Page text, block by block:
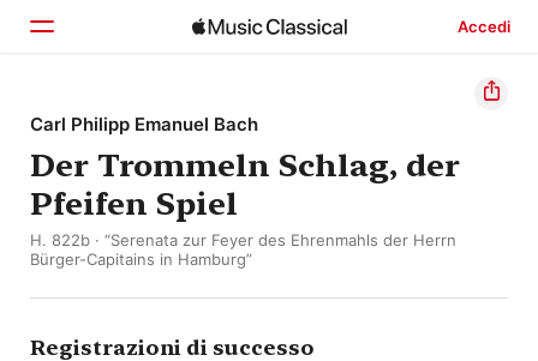
Accedi
Home
Scopri
Cerca
Carl Philipp Emanuel Bach
Der Trommeln Schlag, der
Pfeifen Spiel
H. 822b · “Serenata zur Feyer des Ehrenmahls der Herrn
Bürger-Capitains in Hamburg”
Registrazioni di successo